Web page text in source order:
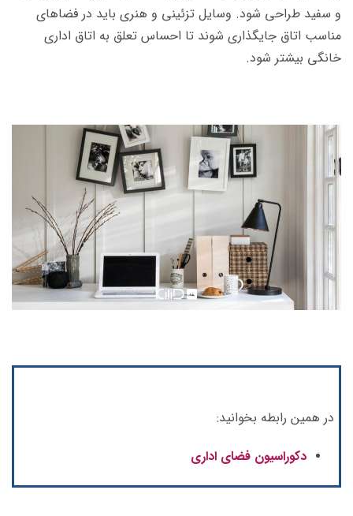
و سفید طراحی شود. وسایل تزئینی و هنری باید در فضاهای
مناسب اتاق جایگذاری شوند تا احساس تعلق به اتاق اداری
خانگی بیشتر شود.
در همین رابطه بخوانید:
دکوراسیون فضای اداری